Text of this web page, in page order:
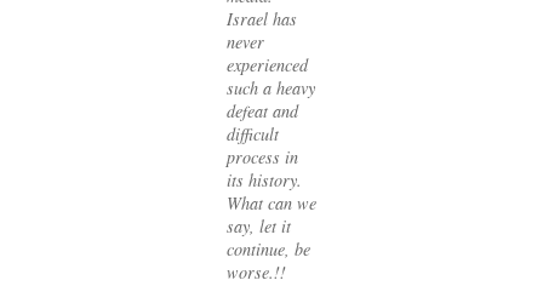
Israel has
never
experienced
such a heavy
defeat and
difficult
process in
its history.
What can we
say, let it
continue, be
worse.!!